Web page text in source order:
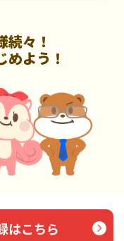
続々！
めよう！
はこちら